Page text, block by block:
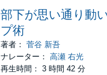
部下が思い通り動
プ術
著者： 菅谷 新吾
ナレーター： 高瀬 右光
再生時間： 3 時間 42 分